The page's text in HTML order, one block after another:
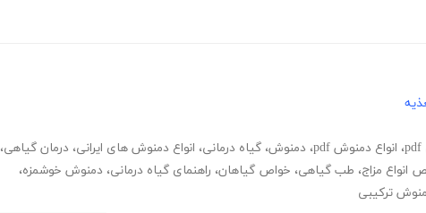
، انواع دمنوش pdf ، دمنوش، گیاه درمانی، انواع دمنوش های ایرانی، درمان گیاهی،
انواع مزاج، طب گیاهی، خواص گیاهان، راهنمای گیاه درمانی، دمنوش خوشمزه،
ترکیبی